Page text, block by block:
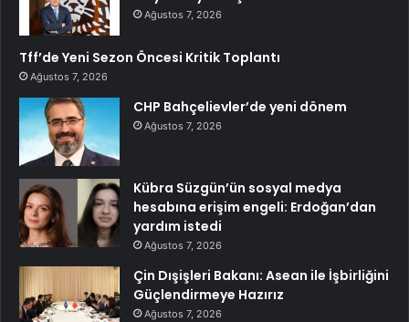
Ağustos 7, 2026
Tff’de Yeni Sezon Öncesi Kritik Toplantı
Ağustos 7, 2026
CHP Bahçelievler’de yeni dönem
Ağustos 7, 2026
Kübra Süzgün’ün sosyal medya
hesabına erişim engeli: Erdoğan’dan
yardım istedi
Ağustos 7, 2026
Çin Dışişleri Bakanı: Asean ile İşbirliğini
Güçlendirmeye Hazırız
Ağustos 7, 2026